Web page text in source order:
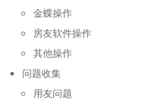
金蝶操作
房友软件操作
其他操作
问题收集
用友问题